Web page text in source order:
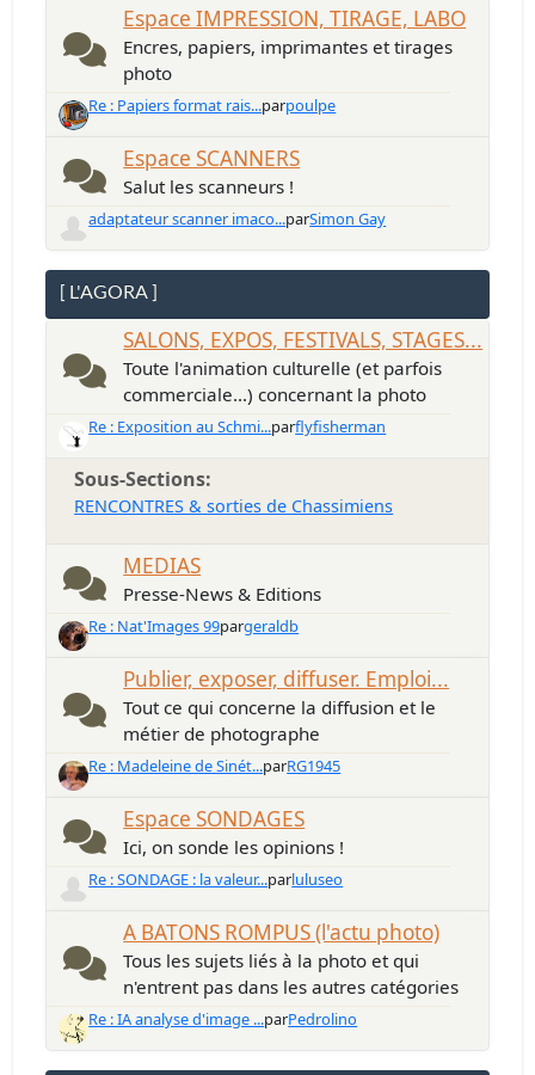
Espace IMPRESSION, TIRAGE, LABO
Encres, papiers, imprimantes et tirages
photo
Re : Papiers format rais...parpoulpe
Espace SCANNERS
Salut les scanneurs !
adaptateur scanner imaco...parSimon Gay
[ L'AGORA ]
SALONS, EXPOS, FESTIVALS, STAGES...
Toute l'animation culturelle (et parfois
commerciale...) concernant la photo
Re : Exposition au Schmi...parflyfisherman
Sous-Sections
RENCONTRES & sorties de Chassimiens
MEDIAS
Presse-News & Editions
Re : Nat'Images 99pargeraldb
Publier, exposer, diffuser. Emploi...
Tout ce qui concerne la diffusion et le
métier de photographe
Re : Madeleine de Sinét...parRG1945
Espace SONDAGES
Ici, on sonde les opinions !
Re : SONDAGE : la valeur...parluluseo
A BATONS ROMPUS (l'actu photo)
Tous les sujets liés à la photo et qui
n'entrent pas dans les autres catégories
Re : IA analyse d'image ...parPedrolino